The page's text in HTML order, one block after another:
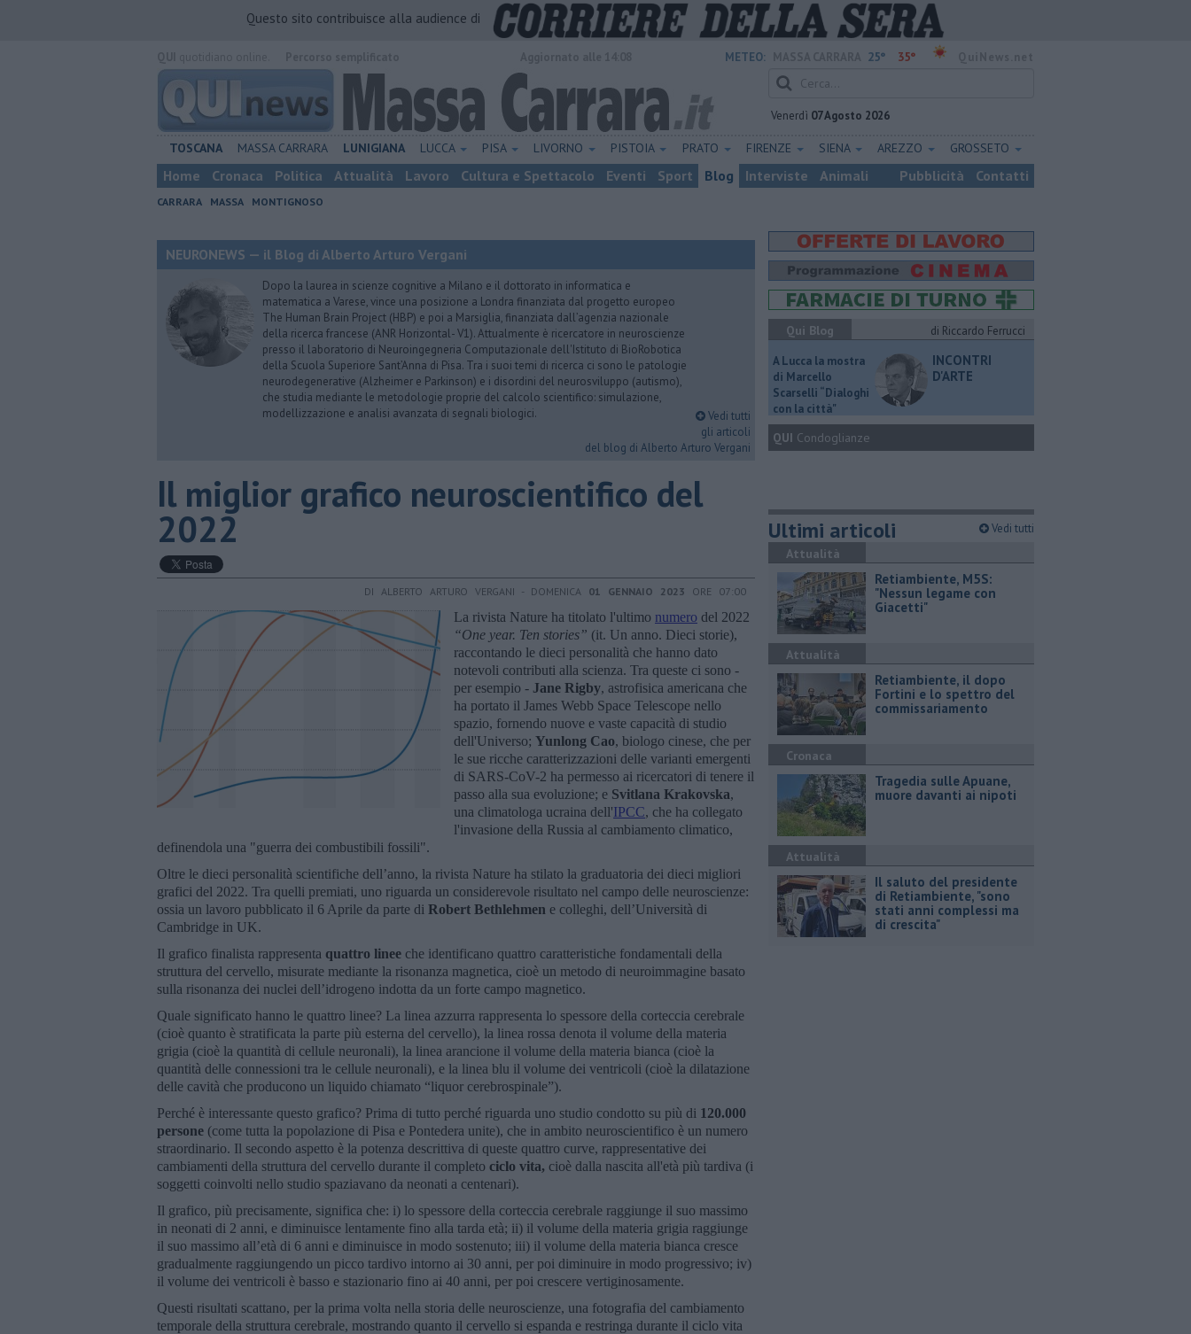
Questo sito contribuisce alla audience di
METEO: 25° 35°
Venerdì 07 Agosto 2026
TOSCANA MASSA CARRARA LUNIGIANA LUCCA PISA LIVORNO PISTOIA PRATO FIRENZE SIENA AREZZO GROSSETO
Home Cronaca Politica Attualità Lavoro Cultura e Spettacolo Eventi Sport Blog Interviste Animali Pubblicità Contatti
CARRARA MASSA MONTIGNOSO
NEURONEWS — il Blog di Alberto Arturo Vergani
Dopo la laurea in scienze cognitive a Milano e il dottorato in informatica e
matematica a Varese, vince una posizione a Londra finanziata dal progetto europeo
The Human Brain Project (HBP) e poi a Marsiglia, finanziata dall’agenzia nazionale
della ricerca francese (ANR Horizontal- V1). Attualmente è ricercatore in neuroscienze
presso il laboratorio di Neuroingegneria Computazionale dell'Istituto di BioRobotica
della Scuola Superiore Sant’Anna di Pisa. Tra i suoi temi di ricerca ci sono le patologie
neurodegenerative (Alzheimer e Parkinson) e i disordini del neurosviluppo (autismo),
che studia mediante le metodologie proprie del calcolo scientifico: simulazione,
modellizzazione e analisi avanzata di segnali biologici.
Vedi tutti
gli articoli
del blog di Alberto Arturo Vergani
Il miglior grafico neuroscientifico del
2022
DI ALBERTO ARTURO VERGANI - DOMENICA 01 GENNAIO 2023 ORE 07:00
La rivista Nature ha titolato l'ultimo numero del 2022
“One year. Ten stories” (it. Un anno. Dieci storie),
raccontando le dieci personalità che hanno dato
notevoli contributi alla scienza. Tra queste ci sono -
per esempio - Jane Rigby, astrofisica americana che
ha portato il James Webb Space Telescope nello
spazio, fornendo nuove e vaste capacità di studio
dell'Universo; Yunlong Cao, biologo cinese, che per
le sue ricche caratterizzazioni delle varianti emergenti
di SARS-CoV-2 ha permesso ai ricercatori di tenere il
passo alla sua evoluzione; e Svitlana Krakovska,
una climatologa ucraina dell'IPCC, che ha collegato
l'invasione della Russia al cambiamento climatico,
definendola una "guerra dei combustibili fossili".
Oltre le dieci personalità scientifiche dell’anno, la rivista Nature ha stilato la graduatoria dei dieci migliori
grafici del 2022. Tra quelli premiati, uno riguarda un considerevole risultato nel campo delle neuroscienze:
ossia un lavoro pubblicato il 6 Aprile da parte di Robert Bethlehmen e colleghi, dell’Università di
Cambridge in UK.
Il grafico finalista rappresenta quattro linee che identificano quattro caratteristiche fondamentali della
struttura del cervello, misurate mediante la risonanza magnetica, cioè un metodo di neuroimmagine basato
sulla risonanza dei nuclei dell’idrogeno indotta da un forte campo magnetico.
Quale significato hanno le quattro linee? La linea azzurra rappresenta lo spessore della corteccia cerebrale
(cioè quanto è stratificata la parte più esterna del cervello), la linea rossa denota il volume della materia
grigia (cioè la quantità di cellule neuronali), la linea arancione il volume della materia bianca (cioè la
quantità delle connessioni tra le cellule neuronali), e la linea blu il volume dei ventricoli (cioè la dilatazione
delle cavità che producono un liquido chiamato “liquor cerebrospinale”).
Perché è interessante questo grafico? Prima di tutto perché riguarda uno studio condotto su più di 120.000
persone (come tutta la popolazione di Pisa e Pontedera unite), che in ambito neuroscientifico è un numero
straordinario. Il secondo aspetto è la potenza descrittiva di queste quattro curve, rappresentative dei
cambiamenti della struttura del cervello durante il completo ciclo vita, cioè dalla nascita all'età più tardiva (i
soggetti coinvolti nello studio spaziavano da neonati a centenari).
Il grafico, più precisamente, significa che: i) lo spessore della corteccia cerebrale raggiunge il suo massimo
in neonati di 2 anni, e diminuisce lentamente fino alla tarda età; ii) il volume della materia grigia raggiunge
il suo massimo all’età di 6 anni e diminuisce in modo sostenuto; iii) il volume della materia bianca cresce
gradualmente raggiungendo un picco tardivo intorno ai 30 anni, per poi diminuire in modo progressivo; iv)
il volume dei ventricoli è basso e stazionario fino ai 40 anni, per poi crescere vertiginosamente.
Questi risultati scattano, per la prima volta nella storia delle neuroscienze, una fotografia del cambiamento
temporale della struttura cerebrale, mostrando quanto il cervello si espanda e restringa durante il ciclo vita
Qui Blog
di Riccardo Ferrucci
A Lucca la mostra
di Marcello
Scarselli “Dialoghi
con la città"
INCONTRI
D'ARTE
QUI Condoglianze
Ultimi articoli Vedi tutti
Attualità
Retiambiente, M5S:
"Nessun legame con
Giacetti"
Attualità
Retiambiente, il dopo
Fortini e lo spettro del
commissariamento
Cronaca
Tragedia sulle Apuane,
muore davanti ai nipoti
Attualità
Il saluto del presidente
di Retiambiente, "sono
stati anni complessi ma
di crescita"